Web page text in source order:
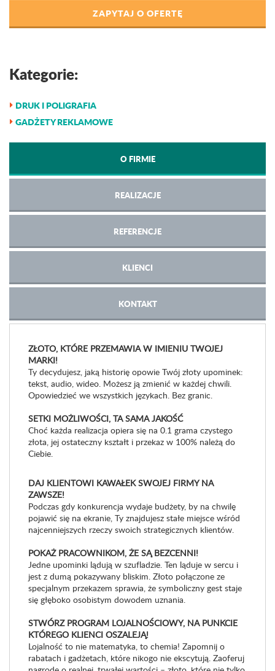
ZAPYTAJ O OFERTĘ
Kategorie:
DRUK I POLIGRAFIA
GADŻETY REKLAMOWE
O FIRMIE
REALIZACJE
REFERENCJE
KLIENCI
KONTAKT
ZŁOTO, KTÓRE PRZEMAWIA W IMIENIU TWOJEJ
MARKI!
Ty decydujesz, jaką historię opowie Twój złoty upominek:
tekst, audio, wideo. Możesz ją zmienić w każdej chwili.
Opowiedzieć we wszystkich językach. Bez granic.
SETKI MOŻLIWOŚCI, TA SAMA JAKOŚĆ
Choć każda realizacja opiera się na 0.1 grama czystego
złota, jej ostateczny kształt i przekaz w 100% należą do
Ciebie.
DAJ KLIENTOWI KAWAŁEK SWOJEJ FIRMY NA
ZAWSZE!
Podczas gdy konkurencja wydaje budżety, by na chwilę
pojawić się na ekranie, Ty znajdujesz stałe miejsce wśród
najcenniejszych rzeczy swoich strategicznych klientów.
POKAŻ PRACOWNIKOM, ŻE SĄ BEZCENNI!
Jedne upominki lądują w szufladzie. Ten ląduje w sercu i
jest z dumą pokazywany bliskim. Złoto połączone ze
specjalnym przekazem sprawia, że symboliczny gest staje
się głęboko osobistym dowodem uznania.
STWÓRZ PROGRAM LOJALNOŚCIOWY, NA PUNKCIE
KTÓREGO KLIENCI OSZALEJĄ!
Lojalność to nie matematyka, to chemia! Zapomnij o
rabatach i gadżetach, które nikogo nie ekscytują. Zaoferuj